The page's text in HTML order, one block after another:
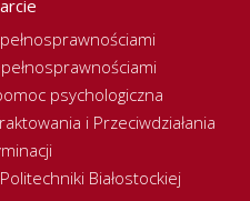
psychologiczna
i Przeciwdziałania
Białostockiej